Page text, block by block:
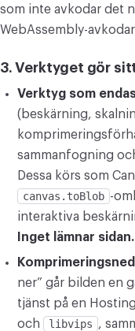
som inte avkodar det
WebAssembly-
3. Verktyget gör
Verktyg som
(beskärning,
sammanfogning
Dessa körs som
canvas.toBlob -
interaktiva
Inget lämnar sidan.
ner” går bilden en
tjänst på en
och
libvips ,